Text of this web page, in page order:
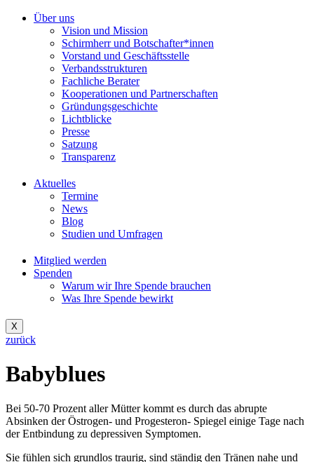
Über uns
Vision und Mission
Schirmherr und Botschafter*innen
Vorstand und Geschäftsstelle
Verbandsstrukturen
Fachliche Berater
Kooperationen und Partnerschaften
Gründungsgeschichte
Lichtblicke
Presse
Satzung
Transparenz
Aktuelles
Termine
News
Blog
Studien und Umfragen
Mitglied werden
Spenden
Warum wir Ihre Spende brauchen
Was Ihre Spende bewirkt
X
zurück
Babyblues
Bei 50-70 Prozent aller Mütter kommt es durch das abrupte
Absinken der Östrogen- und Progesteron- Spiegel einige Tage nach
der Entbindung zu depressiven Symptomen.
Sie fühlen sich grundlos traurig, sind ständig den Tränen nahe und